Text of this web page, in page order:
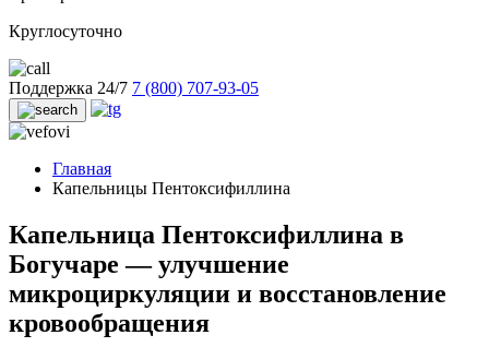
Круглосуточно
Поддержка 24/7 7 (800) 707-93-05
Главная
Капельницы Пентоксифиллина
Капельница Пентоксифиллина в
Богучаре — улучшение
микроциркуляции и восстановление
кровообращения